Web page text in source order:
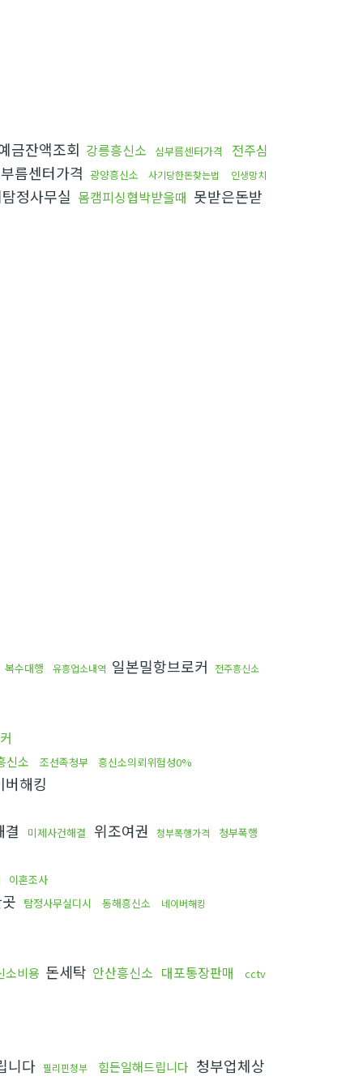
금잔액조회 강릉흥신소 심부름센터가격
전주심
름센터가격 광양흥신소 사기당한돈찾는법
인생망치
정사무실 몸캠피싱협박받을때 못받은돈받
복수대행 유흥업소내역 일본밀항브로커
전주흥신소
신소 조선족청부 흥신소의뢰위험성0%
버해킹
결 미제사건해결 위조여권 청부폭행가격 청부폭행
이혼조사
탐정사무실디시 동해흥신소 네이버해킹
소비용 돈세탁 안산흥신소 대포통장판매
cctv
니다 필리핀청부 힘든일해드립니다 청부업체상